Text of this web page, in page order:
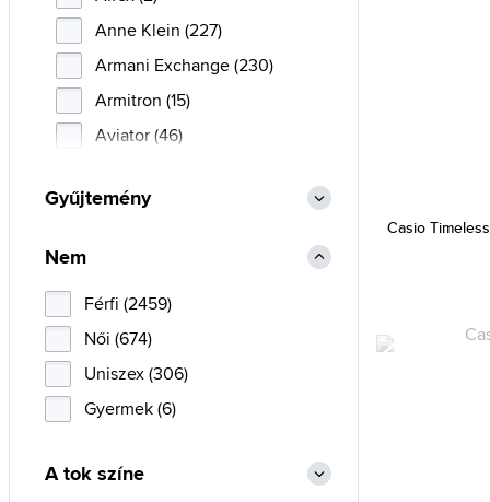
Casio
Anne Klein (227)
Armani Exchange (230)
Armitron (15)
Aviator (46)
Bentime (1)
Breil (1)
Bulova (134)
Burberry (3)
Calvin Klein (239)
Carlo Cantinaro (2)
Gyűjtemény
Nem
Férfi (2459)
Női (674)
Uniszex (306)
Gyermek (6)
A tok színe